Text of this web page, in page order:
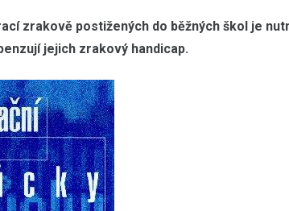
zrakově postižených do běžných škol je
jejich zrakový handicap.